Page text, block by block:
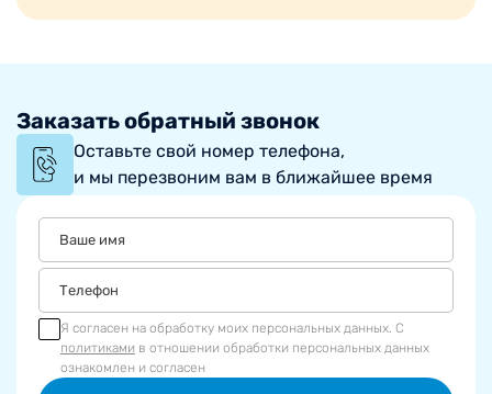
Заказать обратный звонок
Оставьте свой номер телефона,
и мы перезвоним вам в ближайшее время
Я согласен на обработку моих персональных данных. С
политиками в отношении обработки персональных данных
ознакомлен и согласен